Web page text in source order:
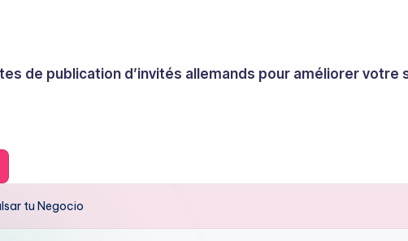
de publication d’invités allemands pour améliorer
tu Negocio